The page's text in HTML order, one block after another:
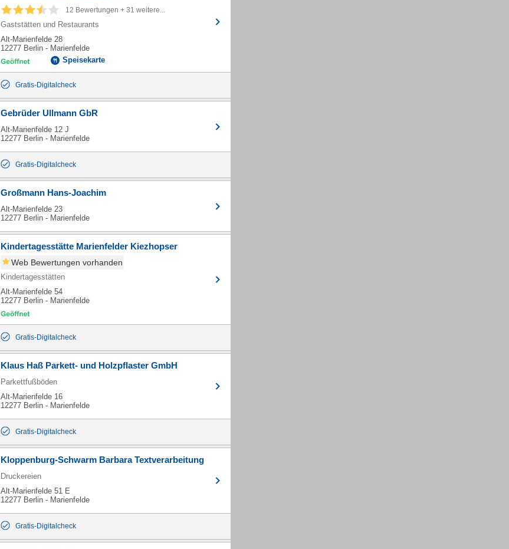
12 Bewertungen + 31 weitere...
Gaststätten und Restaurants
Alt-Marienfelde 28
12277 Berlin - Marienfelde
Speisekarte
Gratis-Digitalcheck
Gebrüder Ullmann GbR
Alt-Marienfelde 12 J
12277 Berlin - Marienfelde
Gratis-Digitalcheck
Großmann Hans-Joachim
Alt-Marienfelde 23
12277 Berlin - Marienfelde
Kindertagesstätte Marienfelder Kiezhopser
Web Bewertungen vorhanden
Kindertagesstätten
Alt-Marienfelde 54
12277 Berlin - Marienfelde
Gratis-Digitalcheck
Klaus Haß Parkett- und Holzpflaster GmbH
Parkettfußböden
Alt-Marienfelde 16
12277 Berlin - Marienfelde
Gratis-Digitalcheck
Kloppenburg-Schwarm Barbara Textverarbeitung
Druckereien
Alt-Marienfelde 51 E
12277 Berlin - Marienfelde
Gratis-Digitalcheck